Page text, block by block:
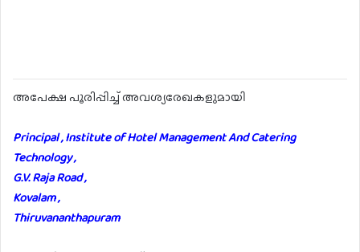
അപേക്ഷ പൂരിപ്പിച്ച് അവശ്യരേഖകളുമായി
Principal , Institute of Hotel Management And Catering
Technology ,
G.V. Raja Road ,
Kovalam ,
Thiruvananthapuram